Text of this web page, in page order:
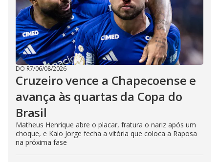
DO R7/06/08/2026
Cruzeiro vence a Chapecoense e
avança às quartas da Copa do
Brasil
Matheus Henrique abre o placar, fratura o nariz após um
choque, e Kaio Jorge fecha a vitória que coloca a Raposa
na próxima fase